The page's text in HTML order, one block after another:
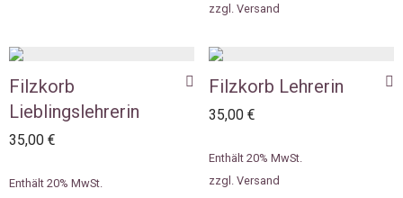
zzgl. Versand
Filzkorb
Lieblingslehrerin
35,00 €
Enthält 20% MwSt.
Filzkorb Lehrerin
35,00 €
Enthält 20% MwSt.
zzgl. Versand